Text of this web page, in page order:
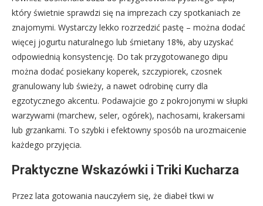
który świetnie sprawdzi się na imprezach czy spotkaniach ze
znajomymi. Wystarczy lekko rozrzedzić pastę – można dodać
więcej jogurtu naturalnego lub śmietany 18%, aby uzyskać
odpowiednią konsystencję. Do tak przygotowanego dipu
można dodać posiekany koperek, szczypiorek, czosnek
granulowany lub świeży, a nawet odrobinę curry dla
egzotycznego akcentu. Podawajcie go z pokrojonymi w słupki
warzywami (marchew, seler, ogórek), nachosami, krakersami
lub grzankami. To szybki i efektowny sposób na urozmaicenie
każdego przyjęcia.
Praktyczne Wskazówki i Triki Kucharza
Przez lata gotowania nauczyłem się, że diabeł tkwi w